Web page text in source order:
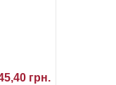
грн.